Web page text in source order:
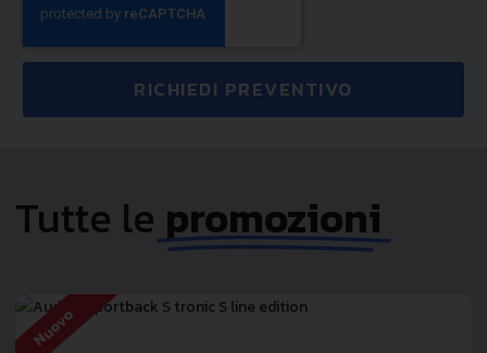
RICHIEDI PREVENTIVO
Tutte le promozioni
Nuovo